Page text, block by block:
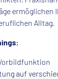
ermöglichen
Alltag.
auf